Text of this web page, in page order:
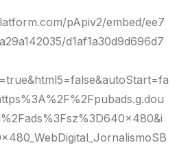
pApiv2/embed/ee7
d1af1a30d9d696d7